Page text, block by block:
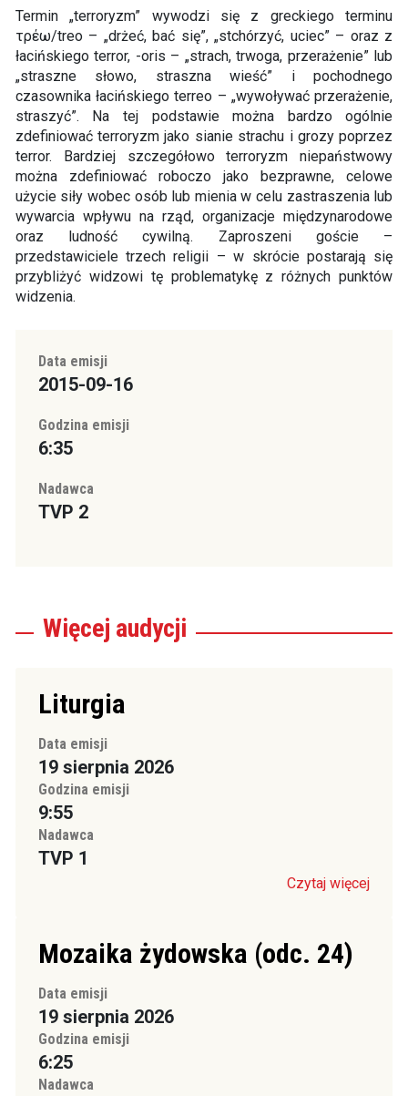
Termin „terroryzm” wywodzi się z greckiego terminu
τρέω/treo – „drżeć, bać się”, „stchórzyć, uciec” – oraz z
łacińskiego terror, -oris – „strach, trwoga, przerażenie” lub
„straszne słowo, straszna wieść” i pochodnego
czasownika łacińskiego terreo – „wywoływać przerażenie,
straszyć”. Na tej podstawie można bardzo ogólnie
zdefiniować terroryzm jako sianie strachu i grozy poprzez
terror. Bardziej szczegółowo terroryzm niepaństwowy
można zdefiniować roboczo jako bezprawne, celowe
użycie siły wobec osób lub mienia w celu zastraszenia lub
wywarcia wpływu na rząd, organizacje międzynarodowe
oraz ludność cywilną. Zaproszeni goście –
przedstawiciele trzech religii – w skrócie postarają się
przybliżyć widzowi tę problematykę z różnych punktów
widzenia.
Data emisji
2015-09-16
Godzina emisji
6:35
Nadawca
TVP 2
Więcej audycji
Liturgia
Data emisji
19 sierpnia 2026
Godzina emisji
9:55
Nadawca
TVP 1
Czytaj więcej
Mozaika żydowska (odc. 24)
Data emisji
19 sierpnia 2026
Godzina emisji
6:25
Nadawca